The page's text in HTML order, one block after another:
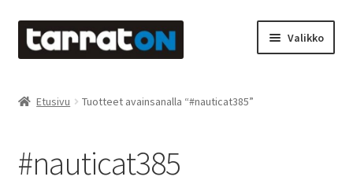
Siirry
navigointiin
Siirry
sisältöön
Valikko
Laserleikkaus & -kaiverrus
Etusivu Tuotteet avainsanalla “#nauticat385”
#nauticat385